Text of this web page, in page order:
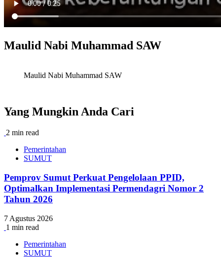
Maulid Nabi Muhammad SAW
Maulid Nabi Muhammad SAW
Yang Mungkin Anda Cari
2 min read
Pemerintahan
SUMUT
Pemprov Sumut Perkuat Pengelolaan PPID,
Optimalkan Implementasi Permendagri Nomor 2
Tahun 2026
7 Agustus 2026
1 min read
Pemerintahan
SUMUT